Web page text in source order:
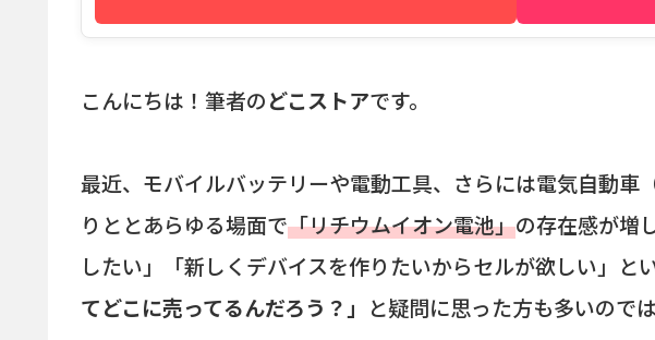
こんにちは！筆者のどこストアです。
最近、モバイルバッテリーや電動工具、さらには電気自動車
りととあらゆる場面で「リチウムイオン電池」の存在感が増
したい」「新しくデバイスを作りたいからセルが欲しい」とい
てどこに売ってるんだろう？」 と疑問に思った方も多いので